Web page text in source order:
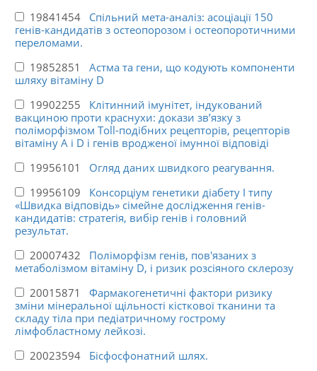
19841454 Спільний мета-аналіз: асоціації 150
генів-кандидатів з остеопорозом і остеопоротичними
переломами.
19852851 Астма та гени, що кодують компоненти
шляху вітаміну D
19902255 Клітинний імунітет, індукований
вакциною проти краснухи: докази зв’язку з
поліморфізмом Toll-подібних рецепторів, рецепторів
вітаміну A і D і генів вродженої імунної відповіді
19956101 Огляд даних швидкого реагування.
19956109 Консорціум генетики діабету I типу
«Швидка відповідь» сімейне дослідження генів-
кандидатів: стратегія, вибір генів і головний
результат.
20007432 Поліморфізм генів, пов'язаних з
метаболізмом вітаміну D, і ризик розсіяного склерозу
20015871 Фармакогенетичні фактори ризику
зміни мінеральної щільності кісткової тканини та
складу тіла при педіатричному гострому
лімфобластному лейкозі.
20023594 Бісфосфонатний шлях.